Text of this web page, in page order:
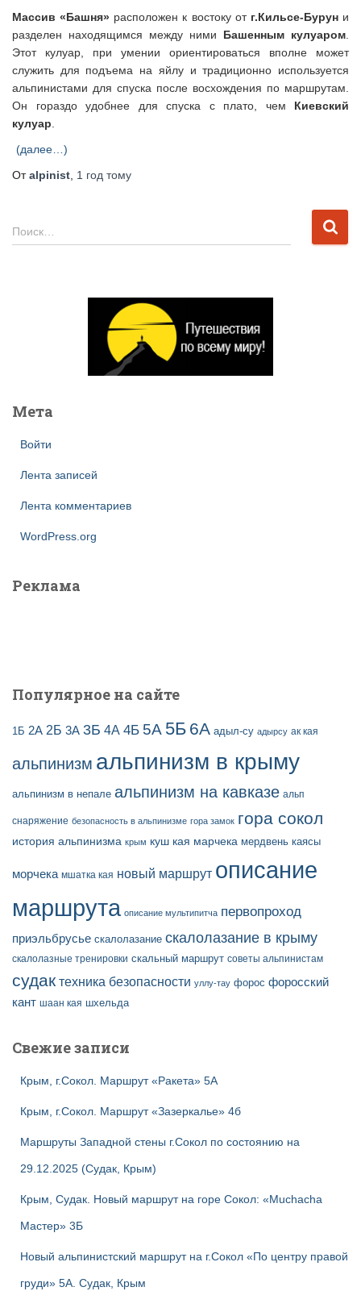
Массив «Башня» расположен к востоку отг.Кильсе-Буруни
разделен находящимся между ними Башенным кулуаром
Этот кулуар, при умении ориентироваться вполне может
служить для подъема на яйлу и традиционно используется
альпинистами для спуска после восхождения по маршрутам.
Он гораздо удобнее для спуска с плато, чем Киевский
кулуар
(далее…)
Отalpinist 1 год тому
Н
а
Поиск…
Мета
Войти
Лента записей
Лента комментариев
WordPress.org
Реклама
Популярное на сайте
1Б 2А 2Б 3А 3Б 4А 4Б 5А 5Б 6А адыл-су адырсу ак кая
альпинизм альпинизм в крыму
альпинизм в непале альпинизм на кавказе альп
снаряжение безопасность в альпинизме гора замок гора сокол
история альпинизма крым куш кая марчека мердвень каясы
морчека мшатка кая новый маршрут описание
маршрута описание мультипитча первопроход
приэльбрусье скалолазание скалолазание в крыму
скалолазные тренировки скальный маршрут советы альпинистам
судак техника безопасности уллу-тау форос форосский
кант шаан кая шхельда
Свежие записи
Крым, г.Сокол. Маршрут «Ракета» 5А
Крым, г.Сокол. Маршрут «Зазеркалье» 4б
Маршруты Западной стены г.Сокол по состоянию на
29.12.2025 (Судак, Крым)
Крым, Судак. Новый маршрут на горе Сокол: «Muchacha
Мастер» 3Б
Новый альпинистский маршрут на г.Сокол «По центру правой
груди» 5А. Судак, Крым